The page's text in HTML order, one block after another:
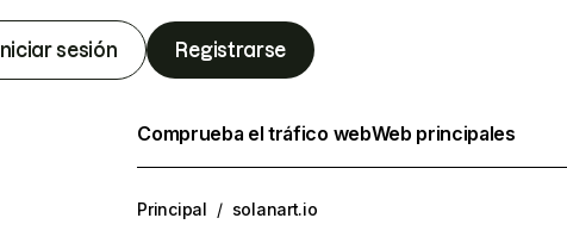
Iniciar sesión Registrarse
Comprueba el tráfico webWeb principales
Principal / solanart.io